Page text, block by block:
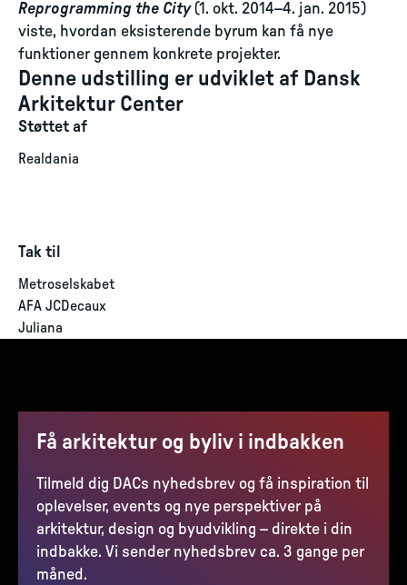
Reprogramming the City(1. okt. 2014–4. jan. 2015)
viste, hvordan eksisterende byrum kan få nye
funktioner gennem konkrete projekter.
Denne udstilling er udviklet af Dansk
Arkitektur Center
Støttet af
Realdania
Tak til
Metroselskabet
AFA JCDecaux
Juliana
Få arkitektur og byliv i indbakken
Tilmeld dig DACs nyhedsbrev og få inspiration til
oplevelser, events og nye perspektiver på
arkitektur, design og byudvikling – direkte i din
indbakke. Vi sender nyhedsbrev ca. 3 gange per
måned.